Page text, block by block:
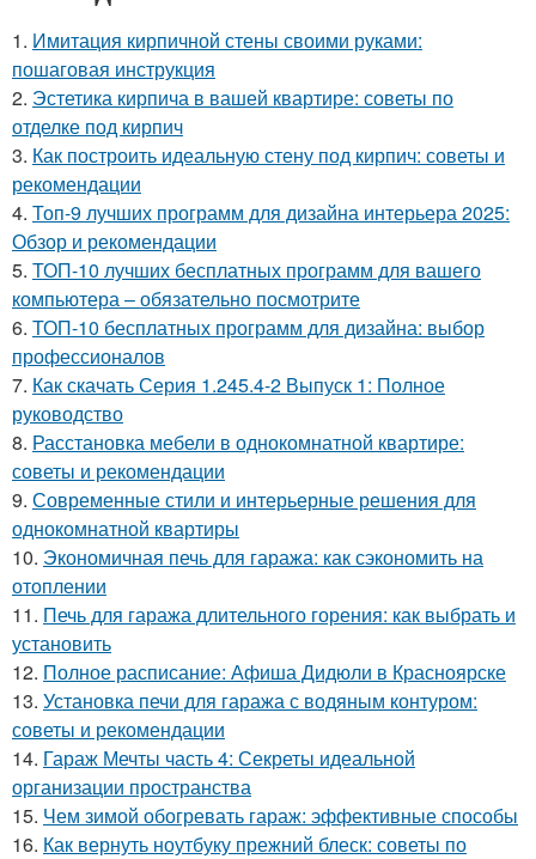
1. Имитация кирпичной стены своими руками:
пошаговая инструкция
2. Эстетика кирпича в вашей квартире: советы по
отделке под кирпич
3. Как построить идеальную стену под кирпич: советы и
рекомендации
4. Топ-9 лучших программ для дизайна интерьера 2025:
Обзор и рекомендации
5. ТОП-10 лучших бесплатных программ для вашего
компьютера – обязательно посмотрите
6. ТОП-10 бесплатных программ для дизайна: выбор
профессионалов
7. Как скачать Серия 1.245.4-2 Выпуск 1: Полное
руководство
8. Расстановка мебели в однокомнатной квартире:
советы и рекомендации
9. Современные стили и интерьерные решения для
однокомнатной квартиры
10. Экономичная печь для гаража: как сэкономить на
отоплении
11. Печь для гаража длительного горения: как выбрать и
установить
12. Полное расписание: Афиша Дидюли в Красноярске
13. Установка печи для гаража с водяным контуром:
советы и рекомендации
14. Гараж Мечты часть 4: Секреты идеальной
организации пространства
15. Чем зимой обогревать гараж: эффективные способы
16. Как вернуть ноутбуку прежний блеск: советы по